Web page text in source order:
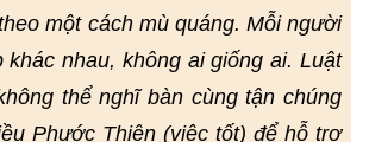
một cách mù quáng. Mỗi người
khác nhau, không ai giống ai. Luật
thể nghĩ bàn cùng tận chúng
Phước Thiện (việc tốt) để hỗ trợ